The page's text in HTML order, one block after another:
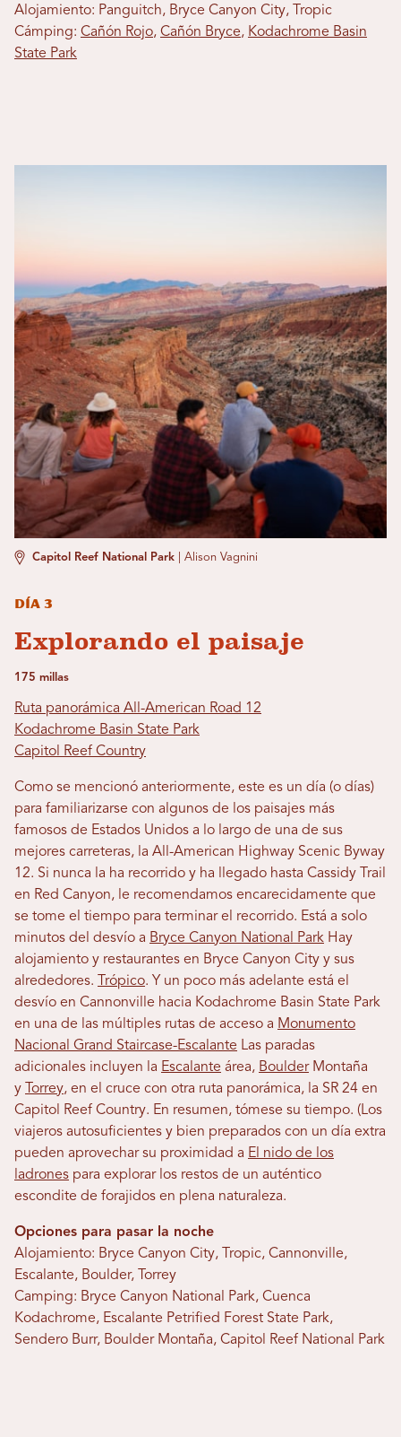
Alojamiento: Panguitch, Bryce Canyon City, Tropic
Cámping: Cañón Rojo, Cañón Bryce, Kodachrome Basin
State Park
Capitol Reef National Park Alison Vagnini
Día 3
Explorando el paisaje
175 millas
Ruta panorámica All-American Road 12
Kodachrome Basin State Park
Capitol Reef Country
Como se mencionó anteriormente, este es un día (o días)
para familiarizarse con algunos de los paisajes más
famosos de Estados Unidos a lo largo de una de sus
mejores carreteras, la All-American Highway Scenic Byway
12. Si nunca la ha recorrido y ha llegado hasta Cassidy Trail
en Red Canyon, le recomendamos encarecidamente que
se tome el tiempo para terminar el recorrido. Está a solo
minutos del desvío a Bryce Canyon National Park Hay
alojamiento y restaurantes en Bryce Canyon City y sus
alrededores.
Trópico. Y un poco más adelante está el
desvío en Cannonville hacia Kodachrome Basin State Park
en una de las múltiples rutas de acceso a Monumento
Nacional Grand Staircase-Escalante Las paradas
adicionales incluyen la Escalante área, BoulderMontaña
y
Torrey, en el cruce con otra ruta panorámica, la SR 24 en
Capitol Reef Country. En resumen, tómese su tiempo. (Los
viajeros autosuficientes y bien preparados con un día extra
pueden aprovechar su proximidad a El nido de los
ladrones para explorar los restos de un auténtico
escondite de forajidos en plena naturaleza.
Opciones para pasar la noche
Alojamiento: Bryce Canyon City, Tropic, Cannonville,
Escalante, Boulder, Torrey
Camping: Bryce Canyon National Park, Cuenca
Kodachrome, Escalante Petrified Forest State Park,
Sendero Burr, Boulder Montaña, Capitol Reef National Park